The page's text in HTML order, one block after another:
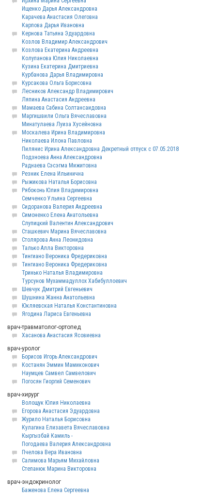
Ищенко Дарья Александровна
Карачева Анастасия Олеговна
Карпова Дарья Ивановна
Кернова Татьяна Эдуардовна
Козлов Владимир Александрович
Козлова Екатерина Андреевна
Колупанова Юлия Николаевна
Кузина Екатерина Дмитриевна
Курбанова Дарья Владимировна
Курсакова Ольга Борисовна
Лесников Александр Владимирович
Ляпина Анастасия Андреевна
Мамаева Сабина Солтансаидовна
Маргишвили Ольга Вячеславовна
Минатулаева Луиза Хусейновна
Москалева Ирина Владимировна
Николаева Илона Павловна
Пилянис Ирина Александровна Декретный отпуск с 07.05.2018
Подзноева Анна Александровна
Раднаева Сэсэгма Мижитовна
Резник Елена Ильинична
Рыжикова Наталья Борисовна
Рябоконь Юлия Владимировна
Семченко Ульяна Сергеевна
Сидоранова Валерия Андреевна
Симоненко Елена Анатольевна
Слупицкий Валентин Александрович
Сташкевич Марина Вячеславовна
Столярова Анна Леонидовна
Талько Алла Викторовна
Тингиано Вероника Фредериковна
Тингиано Вероника Фредериковна
Тринько Наталья Владимировна
Турсунов Мухаммадуллох Хабибуллоевич
Шевчук Дмитрий Евгеньевич
Шушнина Жанна Анатольевна
Юкляевская Наталья Константиновна
Ягодина Лариса Евгеньевна
врач-травматолог-ортопед
Хасанова Анастасия Ясовиевна
врач-уролог
Борисов Игорь Александрович
Костанян Эммин Мамиконович
Наумцев Самвел Самвелович
Погосян Гиоргий Семенович
врач-хирург
Волощук Юлия Николаевна
Егорова Анастасия Эдуардовна
Журило Наталья Борисовна
Кулагина Елизавета Вячеславовна
Кыргызбай Камиль -
Погодаева Валерия Александровна
Пчелова Вера Ивановна
Салимова Марьям Михайловна
Степанюк Марина Викторовна
врач-эндокринолог
Баженова Елена Сергеевна